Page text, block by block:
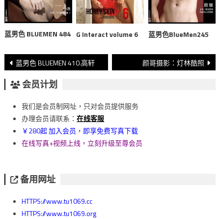
蓝男色 BLUEMEN 484 G Interact volume 6 蓝男色BlueMen245
文
章
導
覽
蓝男色 BLUEMEN 410.高轩 颜哥摄影：灯林酷照
会员计划
我们是会员制网址，只对会员提供服务
办理会员请联系： 在线客服
￥280起 加入会员，即享免费写真下载
在线写真+视频上线，立刻升级至尊会员
备用网址
HTTPS://www.tu1069.cc
HTTPS://www.tu1069.org